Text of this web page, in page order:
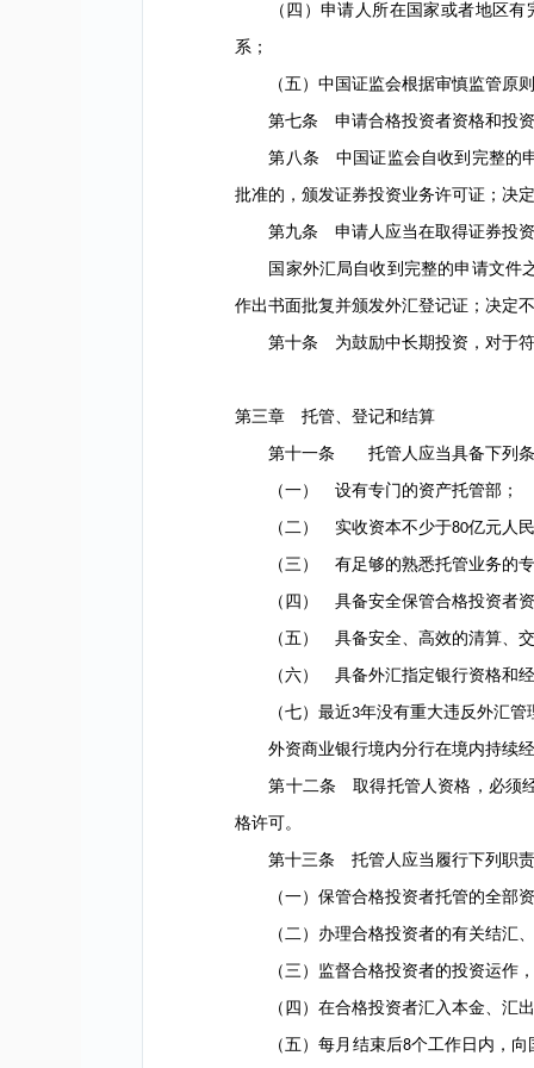
（四）申请人所在国家或者地区有
系；
（五）中国证监会根据审慎监管原则
第七条 申请合格投资者资格和投资
第八条 中国证监会自收到完整的申
批准的，颁发证券投资业务许可证；决
第九条 申请人应当在取得证券投资
国家外汇局自收到完整的申请文件
作出书面批复并颁发外汇登记证；决定
第十条 为鼓励中长期投资，对于符
第三章 托管、登记和结算
第十一条 托管人应当具备下列条
（一） 设有专门的资产托管部；
（二） 实收资本不少于80亿元人
（三） 有足够的熟悉托管业务的专
（四） 具备安全保管合格投资者资
（五） 具备安全、高效的清算、交
（六） 具备外汇指定银行资格和经
（七）最近3年没有重大违反外汇管
外资商业银行境内分行在境内持续
第十二条 取得托管人资格，必须经
格许可。
第十三条 托管人应当履行下列职
（一）保管合格投资者托管的全部
（二）办理合格投资者的有关结汇、
（三）监督合格投资者的投资运作，
（四）在合格投资者汇入本金、汇出
（五）每月结束后8个工作日内，向